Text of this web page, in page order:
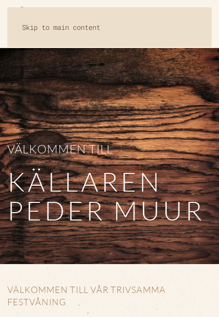
Skip to main content
VÄLKOMMEN TILL
KÄLLAREN
PEDER MUUR
VÄLKOMMEN TILL VÅR TRIVSAMMA
FESTVÅNING